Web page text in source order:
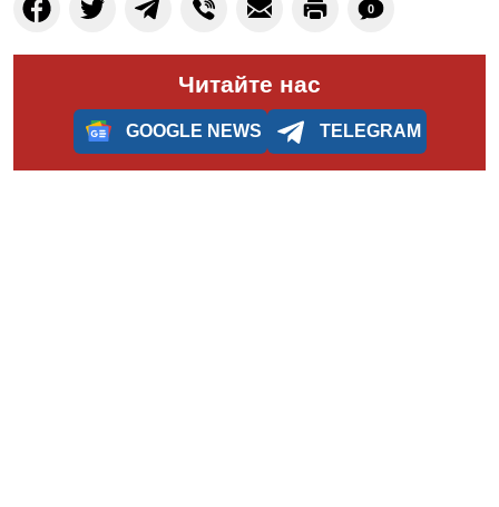
0
Читайте нас
GOOGLE NEWS TELEGRAM